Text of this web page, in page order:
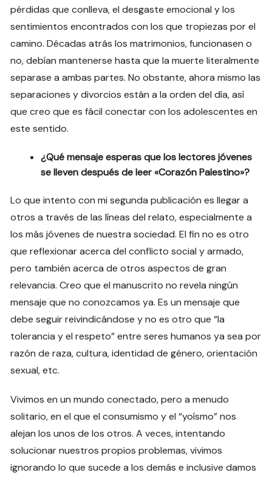
pérdidas que conlleva, el desgaste emocional y los
sentimientos encontrados con los que tropiezas por el
camino. Décadas atrás los matrimonios, funcionasen o
no, debían mantenerse hasta que la muerte literalmente
separase a ambas partes. No obstante, ahora mismo las
separaciones y divorcios están a la orden del día, así
que creo que es fácil conectar con los adolescentes en
este sentido.
¿Qué mensaje esperas que los lectores jóvenes
se lleven después de leer «Corazón Palestino»?
Lo que intento con mi segunda publicación es llegar a
otros a través de las líneas del relato, especialmente a
los más jóvenes de nuestra sociedad. El fin no es otro
que reflexionar acerca del conflicto social y armado,
pero también acerca de otros aspectos de gran
relevancia. Creo que el manuscrito no revela ningún
mensaje que no conozcamos ya. Es un mensaje que
debe seguir reivindicándose y no es otro que “la
tolerancia y el respeto” entre seres humanos ya sea por
razón de raza, cultura, identidad de género, orientación
sexual, etc.
Vivimos en un mundo conectado, pero a menudo
solitario, en el que el consumismo y el “yoísmo” nos
alejan los unos de los otros. A veces, intentando
solucionar nuestros propios problemas, vivimos
ignorando lo que sucede a los demás e inclusive damos